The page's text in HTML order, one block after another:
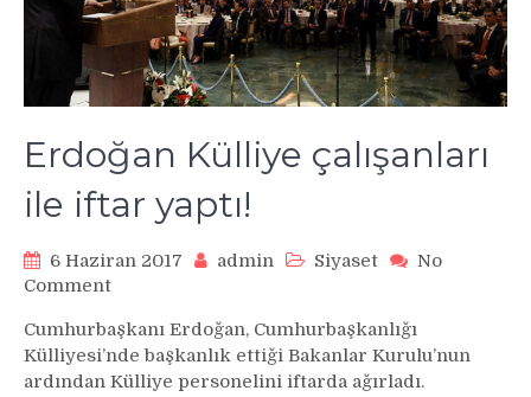
Erdoğan Külliye çalışanları
ile iftar yaptı!
6 Haziran 2017 admin Siyaset
No
Commenton
Külliye
çalışanları
ile
Cumhurbaşkanı Erdoğan, Cumhurbaşkanlığı
Külliyesi’nde başkanlık ettiği Bakanlar Kurulu’nun
ardından Külliye personelini iftarda ağırladı.